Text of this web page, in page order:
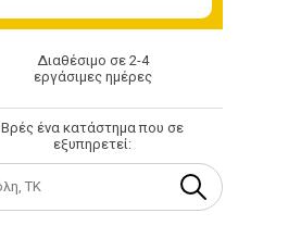
Διαθέσιμο σε 2-4
εργάσιμες ημέρες
Βρές ένα κατάστημα που σε
εξυπηρετεί: